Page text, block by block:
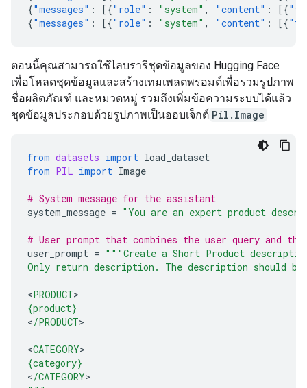
{"messages" : [{"role" : "system" , "content" : [{
{"messages" : [{"role" : "system" , "content" : [{
ตอนนี้คุณสามารถใช้ไลบรารีชุดข้อมูลของ Hugging Face
เพื่อโหลดชุดข้อมูลและสร้างเทมเพลตพรอมต์เพื่อรวมรูปภาพ
ชื่อผลิตภัณฑ์ และหมวดหมู่ รวมถึงเพิ่มข้อความระบบได้แล้ว
ชุดข้อมูลประกอบด้วยรูปภาพเป็นออบเจ็กต์ Pil.Image
from datasets import load_dataset
from PIL import Image
# System message for the assistant
system_message = "You are an expert product
# User prompt that combines the user query and the
user_prompt = """Create a Short Product description
Only return description. The description should
<PRODUCT
{product}
</PRODUCT>
<CATEGORY
{category}
</CATEGORY